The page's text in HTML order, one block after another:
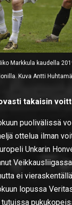
Markkula kaudella
Kuva Antti
takaisin
puolivälissä
ottelua ilman
Unkarin
ei
lopussa